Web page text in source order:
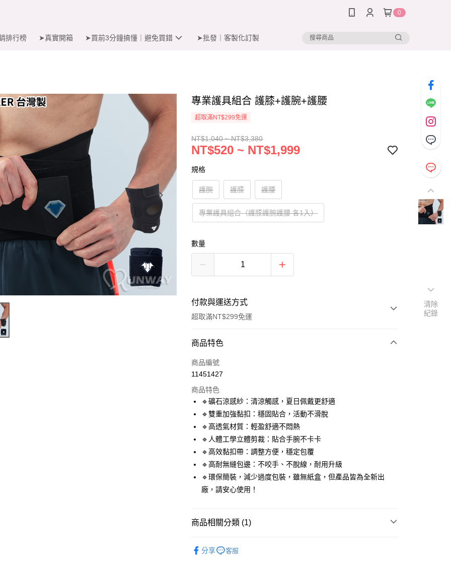
0
排行榜 ➤真實開箱 ➤買前3分鐘搞懂｜避免買錯 ➤批發｜客製化訂製
專業護具組合 護膝+護腕+護腰
超取滿NT$299免運
NT$1,040 ~ NT$3,380
NT$520 ~ NT$1,999
規格
護腕 護膝 護腰
專業護具組合（護膝護腕護腰 各1入）
數量
付款與運送方式
超取滿NT$299免運
付款方式
信用卡一次付款
LINE Pay
Apple Pay
街口支付
悠遊付
ATM付款
全家付款取貨
付款後全家取貨
商品特色
商品編號
11451427
商品特色
🔹礦石涼感紗：清涼觸感，夏日佩戴更舒適
🔹雙重加強黏扣：穩固貼合，活動不滑脫
🔹高透氣材質：輕盈舒適不悶熱
🔹人體工學立體剪裁：貼合手腕不卡卡
🔹高效黏扣帶：調整方便，穩定包覆
🔹高耐無縫包邊：不咬手、不脫線，耐用升級
🔹環保簡裝，減少過度包裝，雖無紙盒，但產品皆為全新出
廠，請安心使用！
商品相關分類 (1)
分享
客服
清除
紀錄